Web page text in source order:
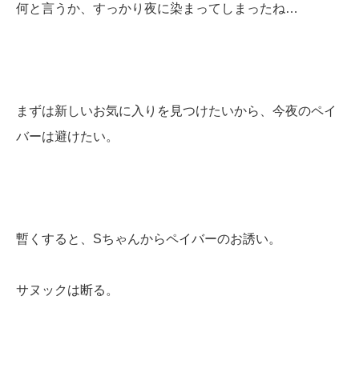
何と言うか、すっかり夜に染まってしまったね…
まずは新しいお気に入りを見つけたいから、今夜のペイ
バーは避けたい。
暫くすると、Sちゃんからペイバーのお誘い。
サヌックは断る。